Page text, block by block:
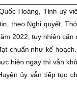
Hoàng, Tỉnh uỷ
theo Nghị quyết,
2022, tuy nhiên căn
chuẩn như kế
hiện ngay thì vẫn
ủy vẫn tiếp tục